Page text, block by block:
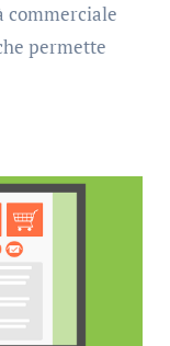
permette